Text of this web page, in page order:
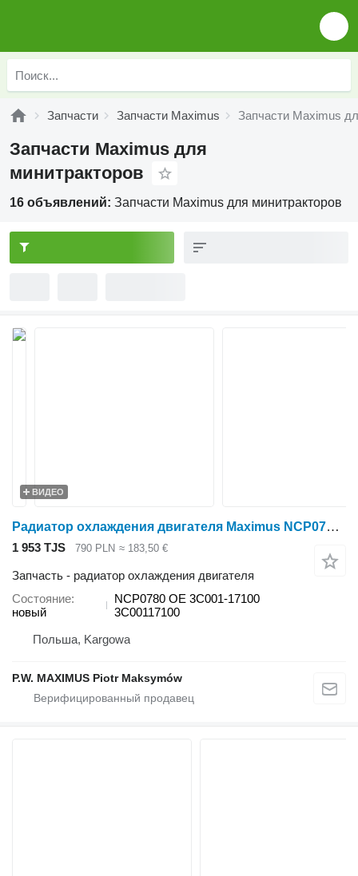
Запчасти Запчасти Maximus Запчасти Maximus
Запчасти Maximus для
минитракторов
16 объявлений: Запчасти Maximus для минитракторов
ВИДЕО
Радиатор охлаждения двигателя Maximus NCP0780 для минитрактора Kubota M7040
1 953 TJS 790 PLN ≈ 183,50 €
Запчасть - радиатор охлаждения двигателя
Состояние
новый
NCP0780 OE 3C001-17100
3C00117100
Польша, Kargowa
P.W. MAXIMUS Piotr Maksymów